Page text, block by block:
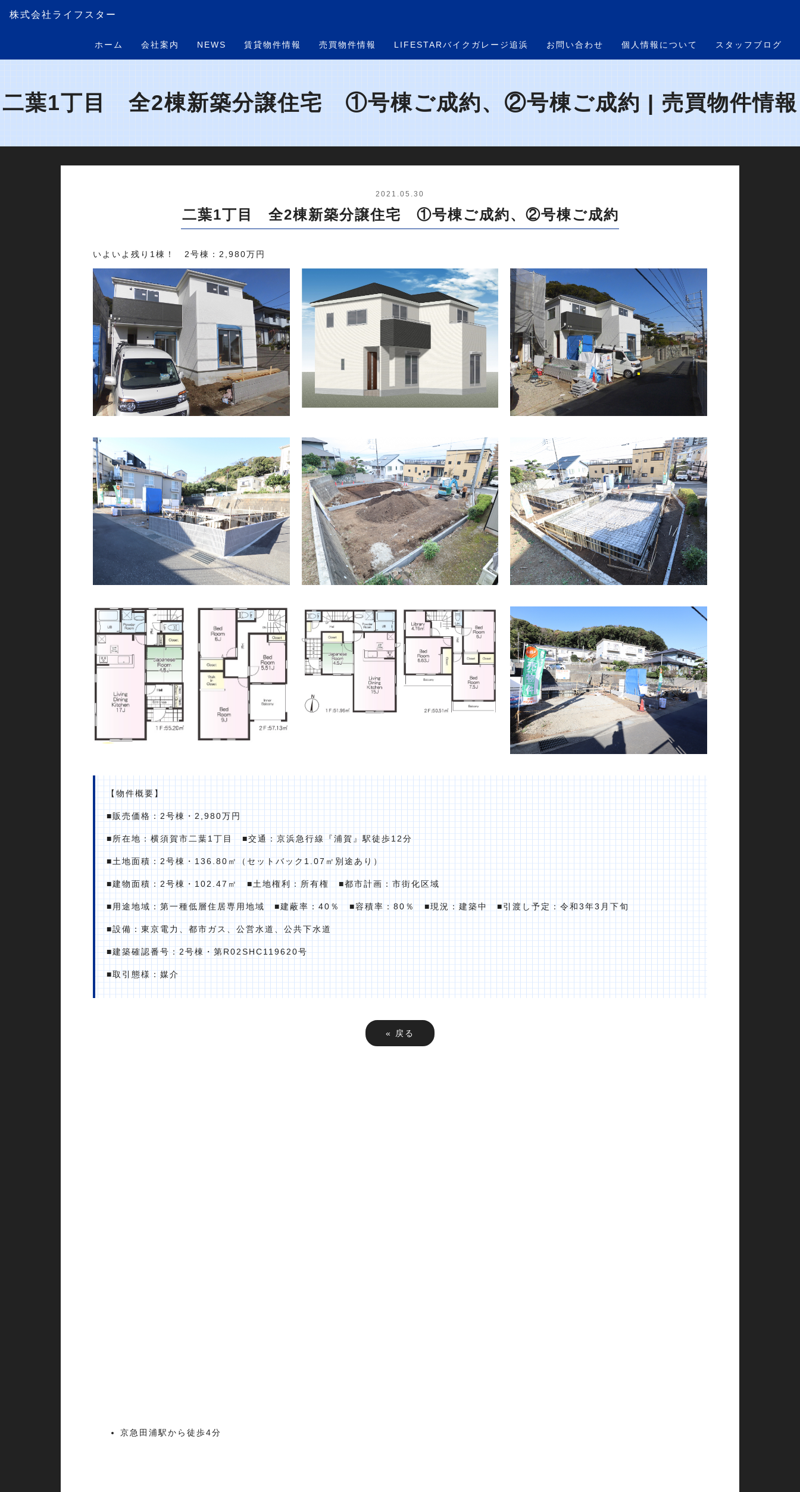
株式会社ライフスター
ホーム 会社案内 NEWS 賃貸物件情報 売買物件情報 LIFESTARバイクガレージ追浜 お問い合わせ 個人情報について スタッフブログ
二葉1丁目 全2棟新築分譲住宅 ①号棟ご成約、②号棟ご成約 | 売買物件情報
2021.05.30
二葉1丁目 全2棟新築分譲住宅 ①号棟ご成約、②号棟ご成約
いよいよ残り1棟！ 2号棟：2,980万円
【物件概要】
■販売価格：2号棟・2,980万円
■所在地：横須賀市二葉1丁目 ■交通：京浜急行線『浦賀』駅徒歩12分
■土地面積：2号棟・136.80㎡（セットバック1.07㎡別途あり）
■建物面積：2号棟・102.47㎡ ■土地権利：所有権 ■都市計画：市街化区域
■用途地域：第一種低層住居専用地域 ■建蔽率：40％ ■容積率：80％ ■現況：建築中 ■引渡し予定：令和3年3月下旬
■設備：東京電力、都市ガス、公営水道、公共下水道
■建築確認番号：2号棟・第R02SHC119620号
■取引態様：媒介
« 戻る
京急田浦駅から徒歩4分